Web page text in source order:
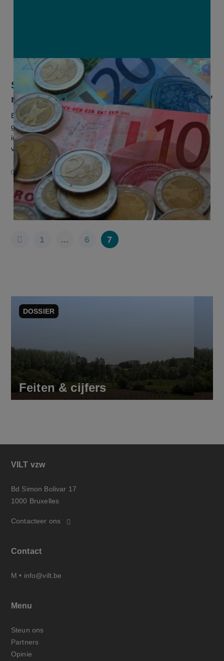
SALV: “Prijs- en markttransparantie
mag zich niet tegen landbouwers keren”
Begin december gaf de Vlaamse Regering haar eerste
goedkeuring aan het Europees initiatief om de transparantie
in de voedselvoorzieningsketen op Vlaams niveau te
verbeteren. De Strategische...
5 JANUARI 2021
1 ... 6 7
DOSSIER
Feiten & cijfers
VILT vzw
Bd Simon Bolivar 17
1000 Bruxelles
Contacteer ons
Contact
M • info@vilt.be
Menu
Steun ons
Partners
Opinie